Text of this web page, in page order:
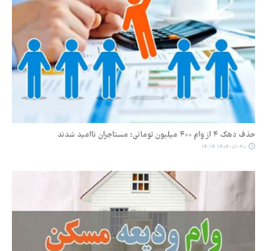
حذف دهک ۴ از وام ۴۰۰ میلیون تومانی؛ مستاجران ناامید شدند
۱۴۰۴-۰۱-۳۰ ۱۴:۱۴